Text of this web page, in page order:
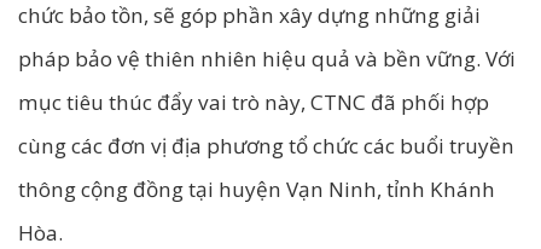
chức bảo tồn, sẽ góp phần xây dựng những giải
pháp bảo vệ thiên nhiên hiệu quả và bền vững. Với
mục tiêu thúc đẩy vai trò này, CTNC đã phối hợp
cùng các đơn vị địa phương tổ chức các buổi truyền
thông cộng đồng tại huyện Vạn Ninh, tỉnh Khánh
Hòa.